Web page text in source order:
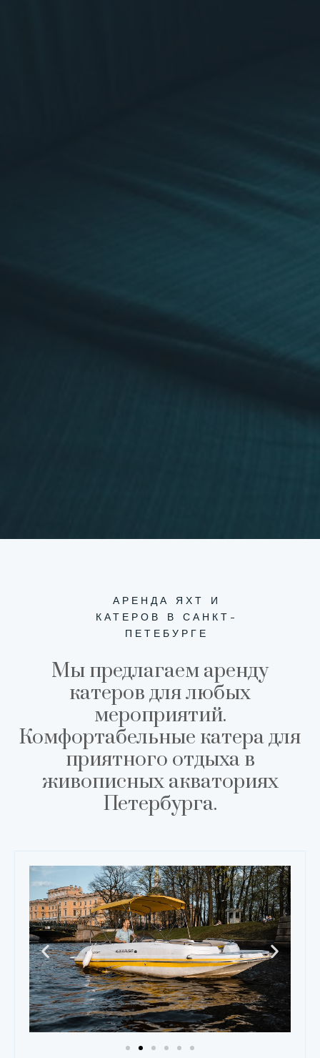
АРЕНДА ЯХТ И
КАТЕРОВ В САНКТ-
ПЕТЕБУРГЕ
Мы предлагаем аренду
катеров для любых
мероприятий.
Комфортабельные катера для
приятного отдыха в
живописных акваториях
Петербурга.